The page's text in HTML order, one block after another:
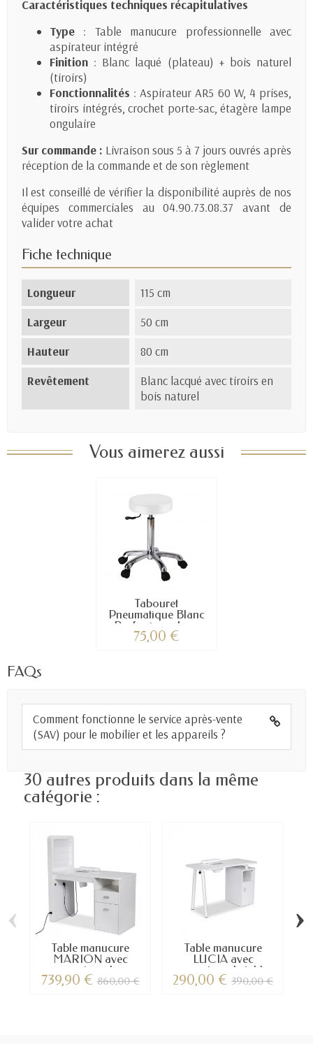
Caractéristiques techniques récapitulatives
Type : Table manucure professionnelle avec
aspirateur intégré
Finition : Blanc laqué (plateau) + bois naturel
(tiroirs)
Fonctionnalités : Aspirateur AR5 60 W, 4 prises,
tiroirs intégrés, crochet porte-sac, étagère lampe
ongulaire
Sur commande : Livraison sous 5 à 7 jours ouvrés après
réception de la commande et de son règlement
Il est conseillé de vérifier la disponibilité auprès de nos
équipes commerciales au 04.90.73.08.37 avant de
valider votre achat
Fiche technique
Longueur
115 cm
Largeur
50 cm
Hauteur
80 cm
Revêtement
Blanc lacqué avec tiroirs en
bois naturel
Vous aimerez aussi
Tabouret
Pneumatique Blanc
Professionnel –...
75,00 €
FAQs
Comment fonctionne le service après-vente
(SAV) pour le mobilier et les appareils ?
30 autres produits dans la même
catégorie :
Table manucure
MARION avec
aspirateur de...
739,90 €860,00 €
Table manucure
LUCIA avec
aspirateur de table
290,00 € 390,00 €
‹ ›